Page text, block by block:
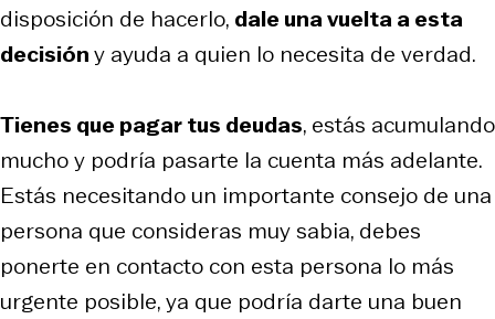
disposición de hacerlo, dale una vuelta a esta
decisióny ayuda a quien lo necesita de verdad.
Tienes que pagar tus deudas, estás acumulando
mucho y podría pasarte la cuenta más adelante.
Estás necesitando un importante consejo de una
persona que consideras muy sabia, debes
ponerte en contacto con esta persona lo más
urgente posible, ya que podría darte una buen